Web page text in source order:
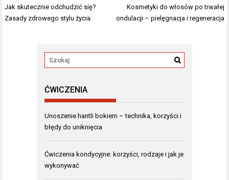
Nawigacja
wpisu
Jak skutecznie odchudzić się?
Zasady zdrowego stylu życia
Kosmetyki do włosów po trwałej
ondulacji – pielęgnacja i regeneracja
ĆWICZENIA
Unoszenie hantli bokiem – technika, korzyści i
błędy do uniknięcia
Ćwiczenia kondycyjne: korzyści, rodzaje i jak je
wykonywać